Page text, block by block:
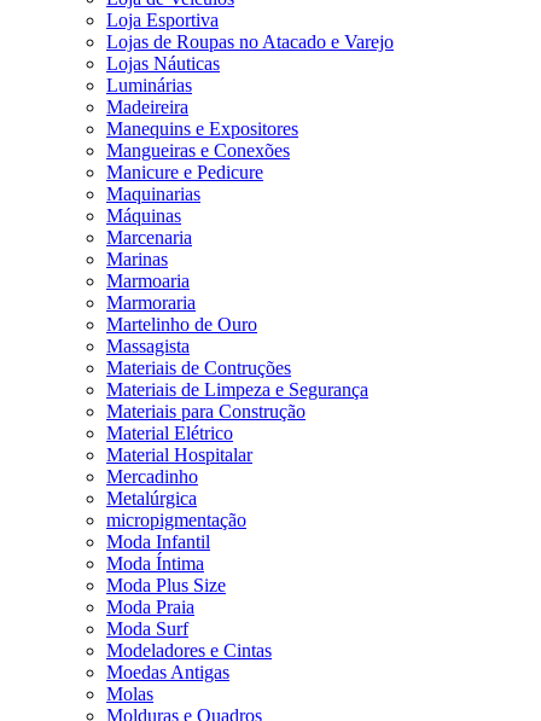
Loja Esportiva
Lojas de Roupas no Atacado e Varejo
Lojas Náuticas
Luminárias
Madeireira
Manequins e Expositores
Mangueiras e Conexões
Manicure e Pedicure
Maquinarias
Máquinas
Marcenaria
Marinas
Marmoaria
Marmoraria
Martelinho de Ouro
Massagista
Materiais de Contruções
Materiais de Limpeza e Segurança
Materiais para Construção
Material Elétrico
Material Hospitalar
Mercadinho
Metalúrgica
micropigmentação
Moda Infantil
Moda Íntima
Moda Plus Size
Moda Praia
Moda Surf
Modeladores e Cintas
Moedas Antigas
Molas
Molduras e Quadros